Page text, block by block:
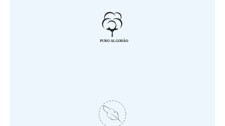
Produtos da Baby Joy Premium, garantia de qualidade, bem estar